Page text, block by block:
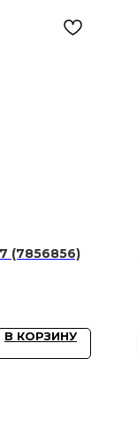
(7856856)
В КОРЗИНУ